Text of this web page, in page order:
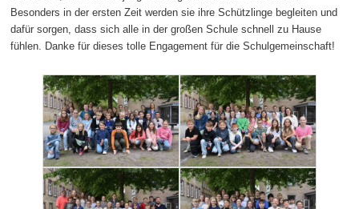
Besonders in der ersten Zeit werden sie ihre Schützlinge begleiten und
dafür sorgen, dass sich alle in der großen Schule schnell zu Hause
fühlen. Danke für dieses tolle Engagement für die Schulgemeinschaft!